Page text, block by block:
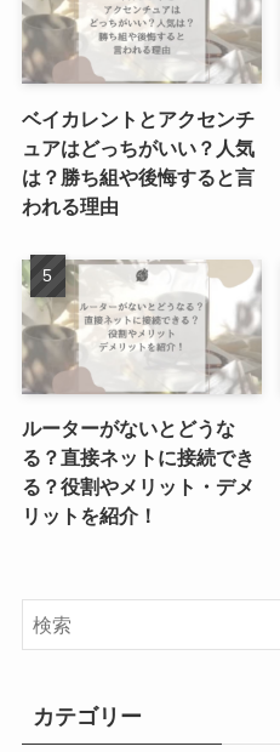
ベイカレントとアクセンチ
ュアはどっちがいい？人気
は？勝ち組や後悔すると言
われる理由
ルーターがないとどうな
る？直接ネットに接続でき
る？役割やメリット・デメ
リットを紹介！
カテゴリー